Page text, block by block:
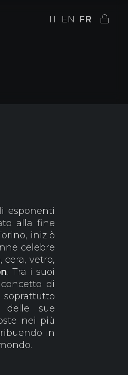
IT EN FR
esponenti
alla fine
iniziò
celebre
vetro,
. Tra i suoi
di
delle sue
nei più
in